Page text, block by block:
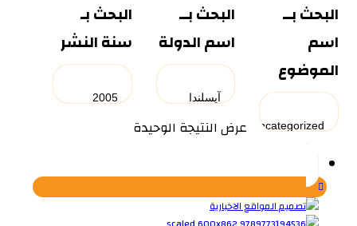
البحث بــ
اسم
الموضوع
البحث بــ
اسم الدولة
البحث بـ
سنة النشر
عرض النتيجة الوحيدة